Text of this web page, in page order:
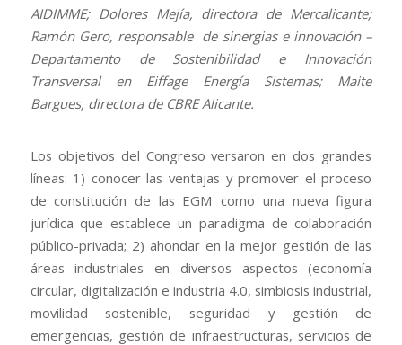
AIDIMME; Dolores Mejía, directora de Mercalicante;
Ramón Gero, responsable de sinergias e innovación –
Departamento de Sostenibilidad e Innovación
Transversal en Eiffage Energía Sistemas; Maite
Bargues, directora de CBRE Alicante.
Los objetivos del Congreso versaron en dos grandes
líneas: 1) conocer las ventajas y promover el proceso
de constitución de las EGM como una nueva figura
jurídica que establece un paradigma de colaboración
público-privada; 2) ahondar en la mejor gestión de las
áreas industriales en diversos aspectos (economía
circular, digitalización e industria 4.0, simbiosis industrial,
movilidad sostenible, seguridad y gestión de
emergencias, gestión de infraestructuras, servicios de